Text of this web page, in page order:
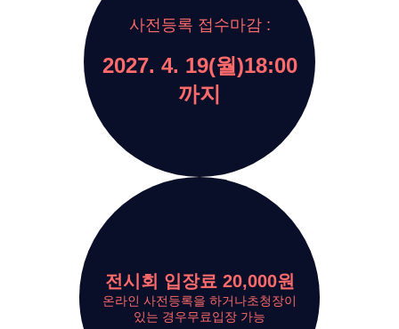
사전등록 접수마감 :
2027. 4. 19(월)18:00
까지
전시회 입장료 20,000원
온라인 사전등록을 하거나초청장이
있는 경우무료입장 가능